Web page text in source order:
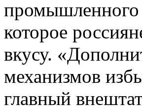
промышленного
которое
вкусу.
механизмов
главный